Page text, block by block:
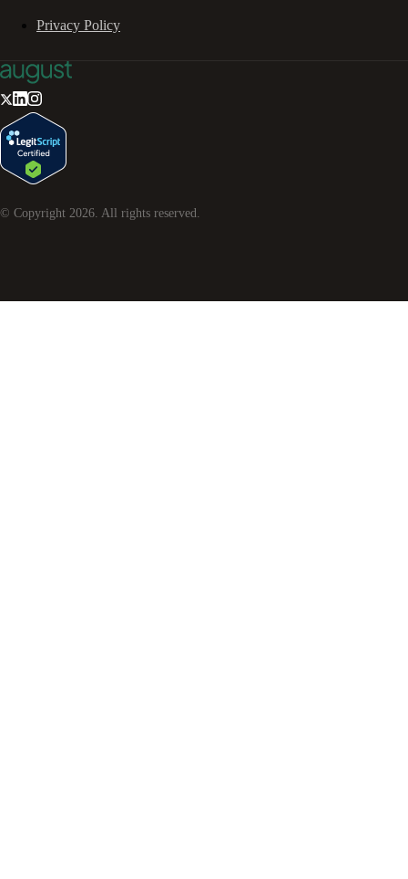
Privacy Policy
© Copyright 2026 . All rights reserved.